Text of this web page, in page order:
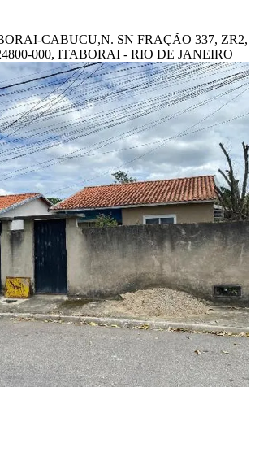
CABUCU,N. SN FRAÇÃO 337, ZR2,
000, ITABORAI - RIO DE JANEIRO